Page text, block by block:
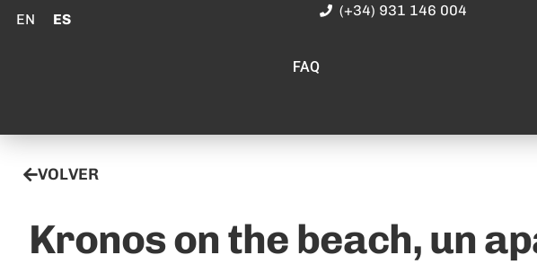
EN ES
FAQ
(+34) 931 146 004
VOLVER
Kronos on the beach, un